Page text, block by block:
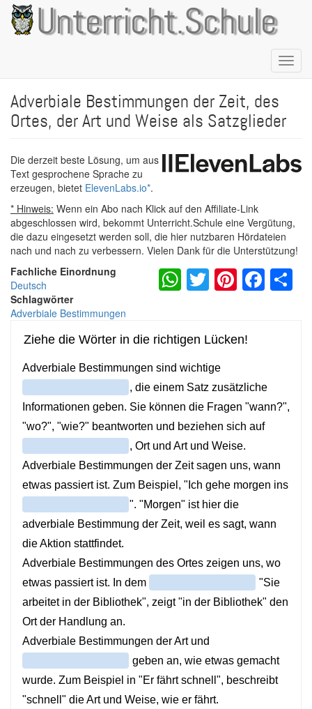
Direkt
zum
Inhalt
Unterricht.Schule
Adverbiale Bestimmungen der Zeit, des
Ortes, der Art und Weise als Satzglieder
Die derzeit beste Lösung, um aus
Text gesprochene Sprache zu
erzeugen, bietet ElevenLabs.io*.
* Hinweis: Wenn ein Abo nach Klick auf den Affiliate-Link
abgeschlossen wird, bekommt Unterricht.Schule eine Vergütung,
die dazu eingesetzt werden soll, die hier nutzbaren Hördateien
nach und nach zu verbessern. Vielen Dank für die Unterstützung!
Fachliche Einordnung
Deutsch
Schlagwörter
Adverbiale Bestimmungen
WhatsApp
Twitter